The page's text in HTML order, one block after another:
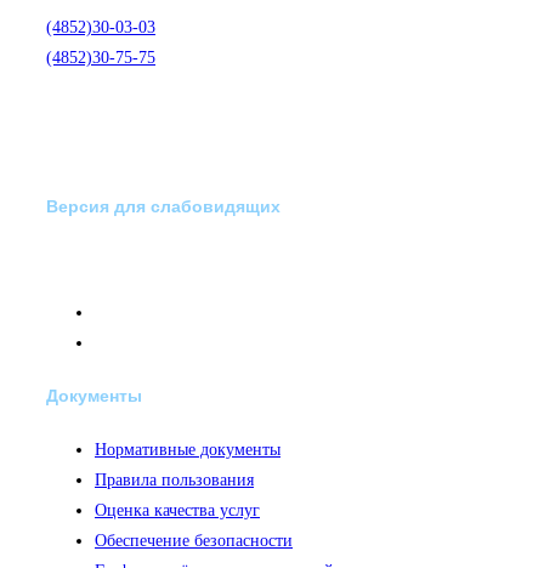
(4852)30-03-03
(4852)30-75-75
Версия для слабовидящих
Документы
Нормативные документы
Правила пользования
Оценка качества услуг
Обеспечение безопасности